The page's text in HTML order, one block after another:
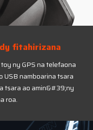
fitahirizana
ny GPS na telefaona
namboarina tsara
tsara ao amin&#39;ny
roa.